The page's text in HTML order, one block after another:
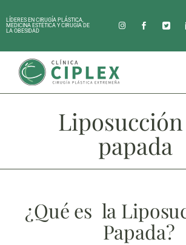
LÍDERES EN CIRUGÍA PLÁSTICA,
MEDICINA ESTÉTICA Y CIRUGÍA DE
LA OBESIDAD
papada
¿Qué es la
Papada?